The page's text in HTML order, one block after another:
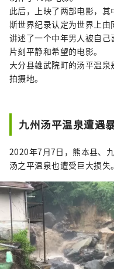
此后，上映了两部电影，
斯世界纪录认定为世界上由
讲述了一个中年男人被自
片刻平静和希望的电影。
大分县雄武院町的汤平温
拍摄地。
九州汤平温泉遭遇
2020年7月7日，熊本县、
汤之平温泉也遭受巨大损失。